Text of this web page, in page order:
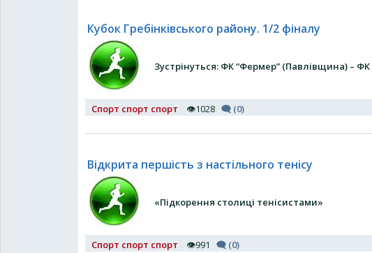
Кубок Гребінківського району. 1/2 фіналу
Зустрінуться: ФК “Фермер” (Павлівщина) – ФК
Спорт спорт спорт 👁1028 🗨 (0)
Відкрита першість з настільного тенісу
«Підкорення столиці тенісистами»
Спорт спорт спорт 👁991 🗨 (0)